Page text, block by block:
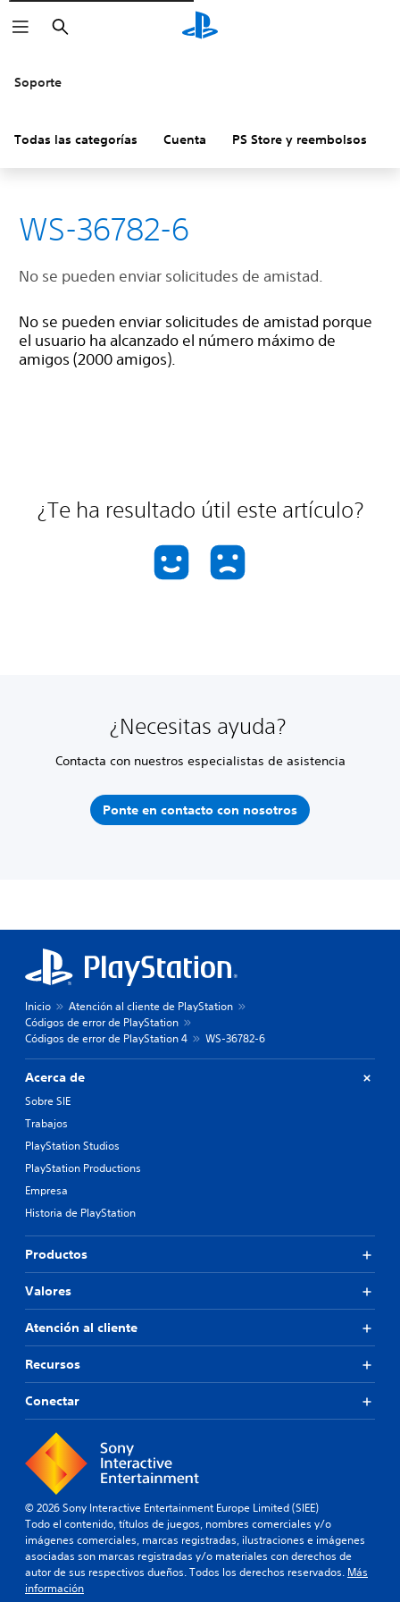
Buscar
Soporte
Todas las categorías Cuenta PS Store y reembolsos
WS-36782-6
No se pueden enviar solicitudes de amistad.
No se pueden enviar solicitudes de amistad porque
el usuario ha alcanzado el número máximo de
amigos (2000 amigos).
¿Te ha resultado útil este artículo?
¿Necesitas ayuda?
Contacta con nuestros especialistas de asistencia
Ponte en contacto con nosotros
Inicio
Atención al cliente de PlayStation
Códigos de error de PlayStation
Códigos de error de PlayStation 4
WS-36782-6
Acerca de
Sobre SIE
Trabajos
PlayStation Studios
PlayStation Productions
Empresa
Historia de PlayStation
Productos
Valores
Atención al cliente
Recursos
Conectar
© 2026 Sony Interactive Entertainment Europe Limited (SIEE)
Todo el contenido, títulos de juegos, nombres comerciales y/o
imágenes comerciales, marcas registradas, ilustraciones e imágenes
asociadas son marcas registradas y/o materiales con derechos de
autor de sus respectivos dueños. Todos los derechos reservados. Más
información